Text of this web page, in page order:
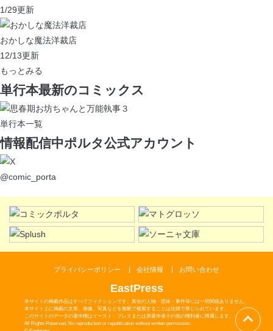
1/29更新
おかしな魔法洋裁店
12/13更新
もっとみる
単行本最新のコミックス
単行本一覧
情報配信中ポルタ公式アカウント
@comic_porta
EastPress
本サイトの掲載作品はすべてフィクションです。実在の人物・団体・事件等には一切関係ありません。
本サイト上に掲載の文章、画像、写真などを無断で複製することは法律で禁じられています。
このサイトのデータの著作権はイースト・プレスまたは原著作者その他の権利者に帰属します。
All Rights Reserved. No reproduction or republication without written permission.
プライバシーポリシー 会社情報 お問い合わせ